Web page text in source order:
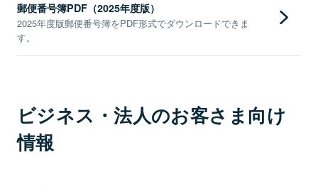
郵便番号簿PDF（2025年度版）
2025年度版郵便番号簿をPDF形式でダウンロードできま
す。
ビジネス・法人のお客さま向け
情報